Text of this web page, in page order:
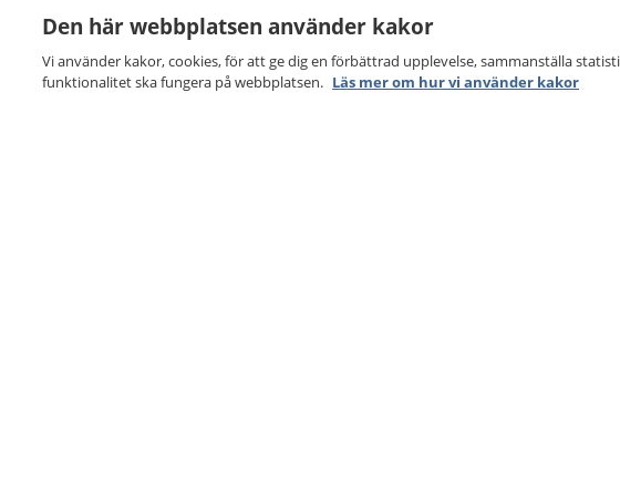
Den här webbplatsen använder kakor
Vi använder kakor, cookies, för att ge dig en förbättrad upplevelse, sammanställa
funktionalitet ska fungera på webbplatsen. Läs mer om hur vi använder kakor